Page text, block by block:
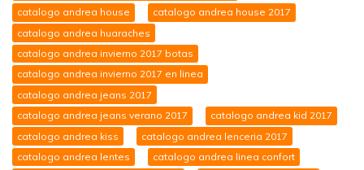
catalogo andrea house
catalogo andrea house 2017
catalogo andrea huaraches
catalogo andrea invierno 2017 botas
catalogo andrea invierno 2017 en linea
catalogo andrea jeans 2017
catalogo andrea jeans verano 2017
catalogo andrea kid 2017
catalogo andrea kiss
catalogo andrea lenceria 2017
catalogo andrea lentes
catalogo andrea linea confort